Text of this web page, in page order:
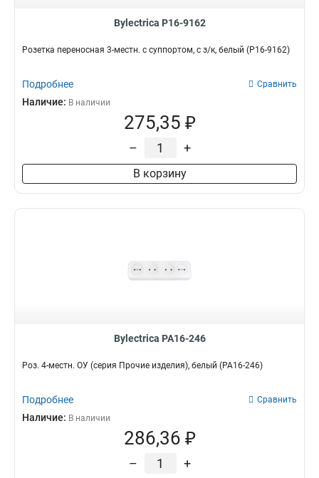
Bylectrica Р16-9162
Розетка переносная 3-местн. с суппортом, с з/к, белый (Р16-9162)
Подробнее Сравнить
Наличие: В наличии
275,35 ₽
– +
В корзину
Bylectrica РА16-246
Роз. 4-местн. ОУ (серия Прочие изделия), белый (РА16-246)
Подробнее Сравнить
Наличие: В наличии
286,36 ₽
– +